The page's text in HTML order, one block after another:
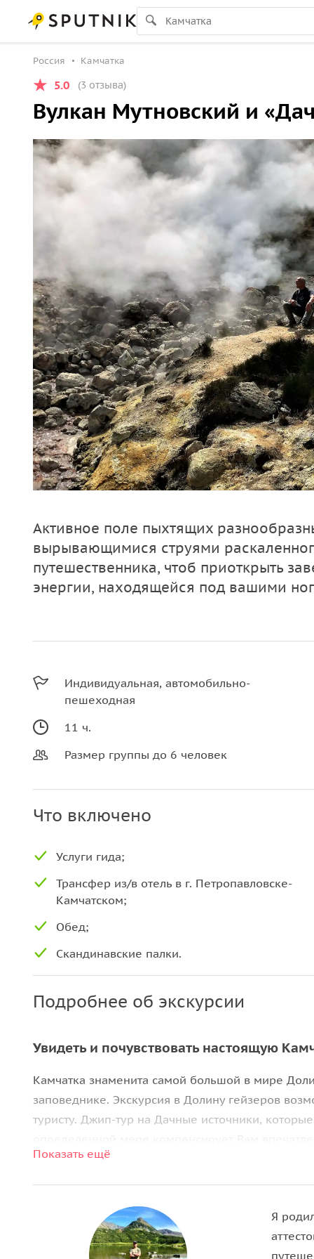
Россия Камчатка
5.0 (3 отзыва)
Вулкан Мутновский и
Активное поле пыхтящих
вырывающимися струями
путешественника, чтоб приоткрыть
энергии, находящейся под вашими
Индивидуальная, автомобильно-
пешеходная
11 ч.
Размер группы до 6 человек
Что включено
Услуги гида;
Трансфер из/в отель в г. Петропавловске-
Камчатском;
Обед;
Скандинавские палки.
Подробнее об экскурсии
Увидеть и почувствовать настоящую
Камчатка знаменита самой большой в мире
заповеднике. Экскурсия в Долину гейзеров
туристу. Джип-тур на Дачные источники,
вулкана «Вилючинский». Виды открывающееся
высоте около 900 метров не оставят Вас
горячих источниках Вам запомнится на всегда.
Показать ещё
Я